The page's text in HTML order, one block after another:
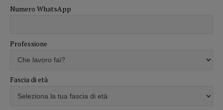
Numero WhatsApp
Professione
Fascia di età